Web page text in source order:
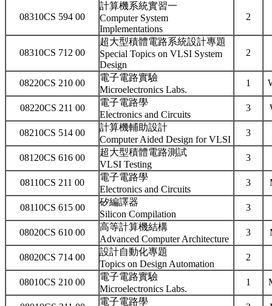
08310CS 594 00
計算機系統實習一
Computer System
Implementations
2
08310CS 712 00
超大型積體電路系統設計專題
Special Topics on VLSI System
Design
2
08220CS 210 00
電子電路實驗
Microelectronics Labs.
1
08220CS 211 00
電子電路學
Electronics and Circuits
3
08210CS 514 00
計算機輔助設計
Computer Aided Design for VLSI
3
08120CS 616 00
超大型積體電路測試
VLSI Testing
3
08110CS 211 00
電子電路學
Electronics and Circuits
3
08110CS 615 00
矽編譯器
Silicon Compilation
3
08020CS 610 00
高等計算機結構
Advanced Computer Architecture
3
08020CS 714 00
設計自動化專題
Topics on Design Automation
2
08010CS 210 00
電子電路實驗
Microelectronics Labs.
1
電子電路學